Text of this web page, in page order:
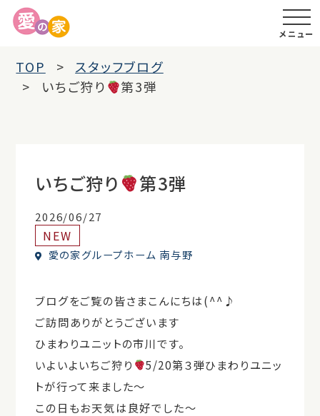
メニュー
TOP
スタッフブログ
いちご狩り
第3弾
いちご狩り 第3弾
2026/06/27
NEW
愛の家グループホーム 南与野
ブログをご覧の皆さまこんにちは(^^♪
ご訪問ありがとうございます
ひまわりユニットの市川です。
いよいよいちご狩り
5/20第３弾ひまわりユニッ
トが行って来ました～
この日もお天気は良好でした～